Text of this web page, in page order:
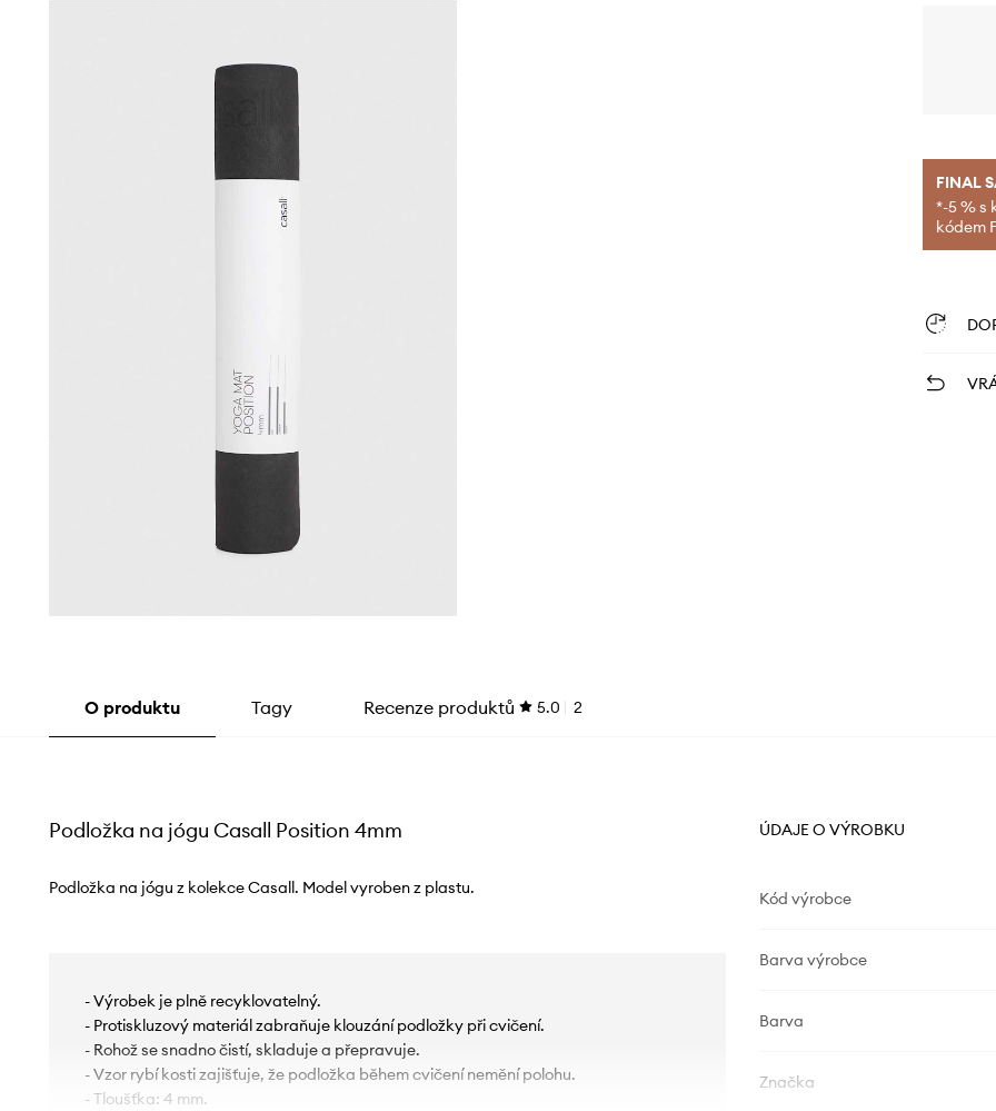
FINAL
*-5 % s
kódem
O produktu Tagy Recenze produktů 5.0 2
Podložka na jógu Casall Position 4mm
Podložka na jógu z kolekce Casall. Model vyroben z plastu.
- Výrobek je plně recyklovatelný.
- Protiskluzový materiál zabraňuje klouzání podložky při cvičení.
- Rohož se snadno čistí, skladuje a přepravuje.
- Vzor rybí kosti zajišťuje, že podložka během cvičení nemění polohu.
- Tloušťka: 4 mm.
ÚDAJE O VÝROBKU
Kód výrobce
Barva výrobce
Barva
Značka